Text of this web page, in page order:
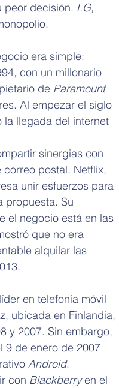
peor decisión. LG,
era simple:
con un millonario
de Paramount
Al empezar el siglo
llegada del internet
sinergias con
postal. Netflix,
unir esfuerzos para
propuesta. Su
el negocio está en las
que no era
alquilar las
en telefonía móvil
ubicada en Finlandia,
y 2007. Sin embargo,
9 de enero de 2007
Android.
con Blackberry en el